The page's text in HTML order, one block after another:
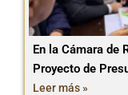
En la Cámara de
Proyecto de
Leer más »